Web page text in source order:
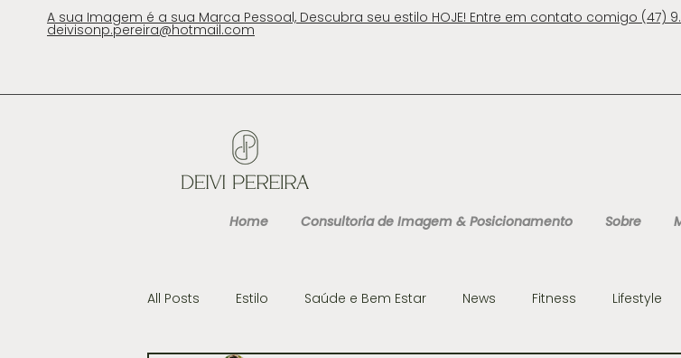
A sua Imagem é a sua Marca Pessoal, Descubra seu estilo HOJE! Entre em contato comigo
deivisonp.pereira@hotmail.com
Home Consultoria de Imagem & Posicionamento Sobre
All Posts Estilo Saúde e Bem Estar News Fitness Lifestyle